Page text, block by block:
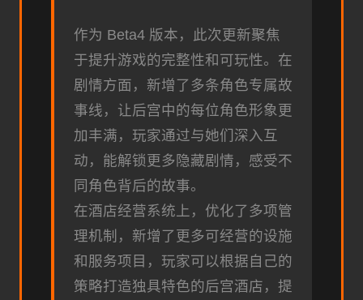
作为 Beta4 版本，此次更新聚焦
于提升游戏的完整性和可玩性。在
剧情方面，新增了多条角色专属故
事线，让后宫中的每位角色形象更
加丰满，玩家通过与她们深入互
动，能解锁更多隐藏剧情，感受不
同角色背后的故事。
在酒店经营系统上，优化了多项管
理机制，新增了更多可经营的设施
和服务项目，玩家可以根据自己的
策略打造独具特色的后宫酒店，提